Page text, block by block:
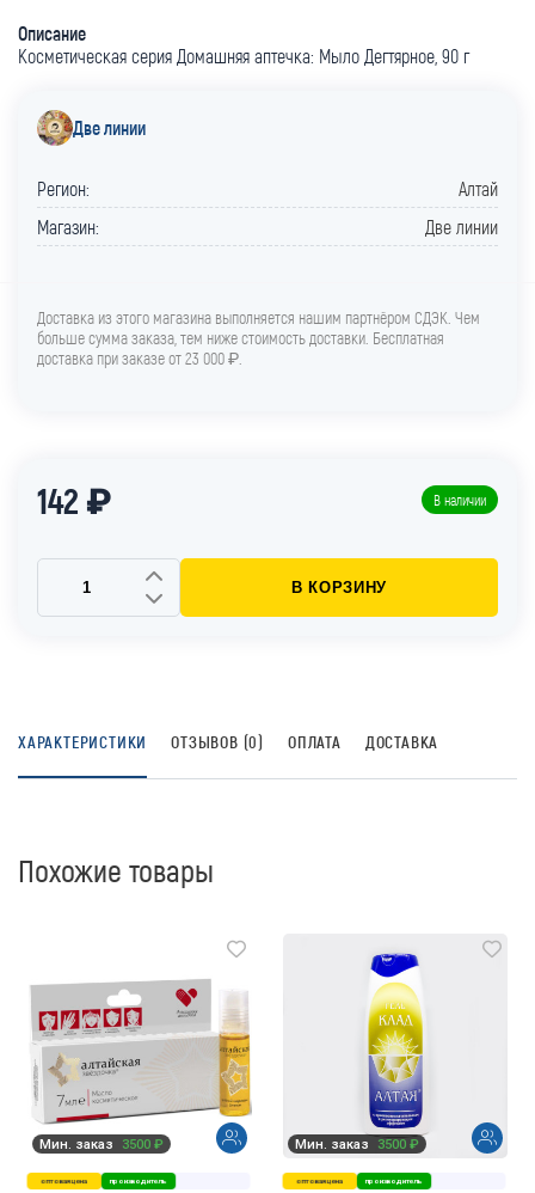
Описание
Косметическая серия Домашняя аптечка: Мыло Дегтярное, 90 г
Две линии
Регион:
Алтай
Магазин:
Две линии
Доставка из этого магазина выполняется нашим партнёром СДЭК. Чем
больше сумма заказа, тем ниже стоимость доставки. Бесплатная
доставка при заказе от 23 000 ₽.
142 ₽ В наличии
В КОРЗИНУ
ХАРАКТЕРИСТИКИ ОТЗЫВОВ (0) ОПЛАТА ДОСТАВКА
Похожие товары
Мин. заказ 3500 ₽
оптовая цена производитель
Мин. заказ 3500 ₽
оптовая цена производитель